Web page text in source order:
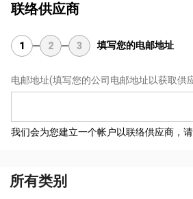
联络供应商
1 2 3 填写您的电邮地址
电邮地址(填写您的公司电邮地址以获取供
我们会为您建立一个帐户以联络供应商，
所有类别